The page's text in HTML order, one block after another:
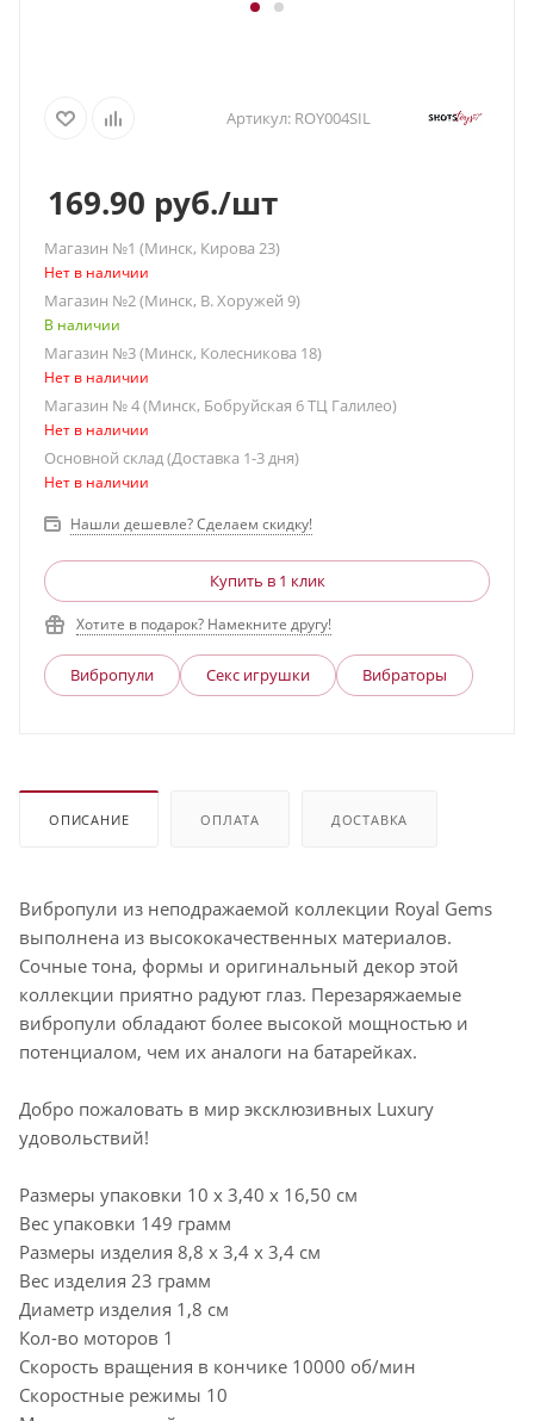
Артикул: ROY004SIL
169.90 руб./шт
Магазин №1 (Минск, Кирова 23)
Нет в наличии
Магазин №2 (Минск, В. Хоружей 9)
В наличии
Магазин №3 (Минск, Колесникова 18)
Нет в наличии
Магазин № 4 (Минск, Бобруйская 6 ТЦ Галилео)
Нет в наличии
Основной склад (Доставка 1-3 дня)
Нет в наличии
Нашли дешевле? Сделаем скидку!
Купить в 1 клик
Хотите в подарок? Намекните другу!
Вибропули Секс игрушки Вибраторы
ОПИСАНИЕ ОПЛАТА ДОСТАВКА
Вибропули из неподражаемой коллекции Royal Gems
выполнена из высококачественных материалов.
Сочные тона, формы и оригинальный декор этой
коллекции приятно радуют глаз. Перезаряжаемые
вибропули обладают более высокой мощностью и
потенциалом, чем их аналоги на батарейках.
Добро пожаловать в мир эксклюзивных Luxury
удовольствий!
Размеры упаковки 10 x 3,40 x 16,50 см
Вес упаковки 149 грамм
Размеры изделия 8,8 x 3,4 x 3,4 см
Вес изделия 23 грамм
Диаметр изделия 1,8 см
Кол-во моторов 1
Скорость вращения в кончике 10000 об/мин
Скоростные режимы 10